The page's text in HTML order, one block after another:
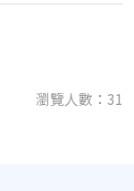
瀏覽人數：31